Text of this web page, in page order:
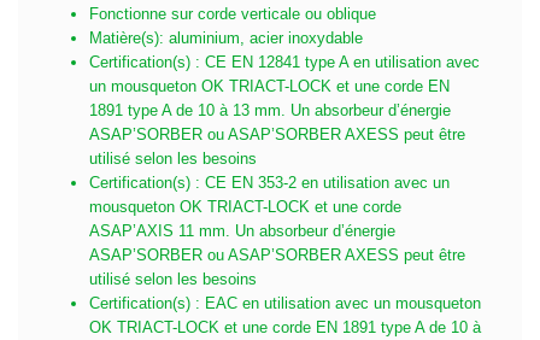
Fonctionne sur corde verticale ou oblique
Matière(s): aluminium, acier inoxydable
Certification(s) : CE EN 12841 type A en utilisation avec
un mousqueton OK TRIACT-LOCK et une corde EN
1891 type A de 10 à 13 mm. Un absorbeur d’énergie
ASAP’SORBER ou ASAP’SORBER AXESS peut être
utilisé selon les besoins
Certification(s) : CE EN 353-2 en utilisation avec un
mousqueton OK TRIACT-LOCK et une corde
ASAP’AXIS 11 mm. Un absorbeur d’énergie
ASAP’SORBER ou ASAP’SORBER AXESS peut être
utilisé selon les besoins
Certification(s) : EAC en utilisation avec un mousqueton
OK TRIACT-LOCK et une corde EN 1891 type A de 10 à